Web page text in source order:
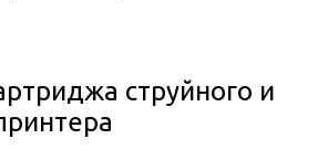
струйного и